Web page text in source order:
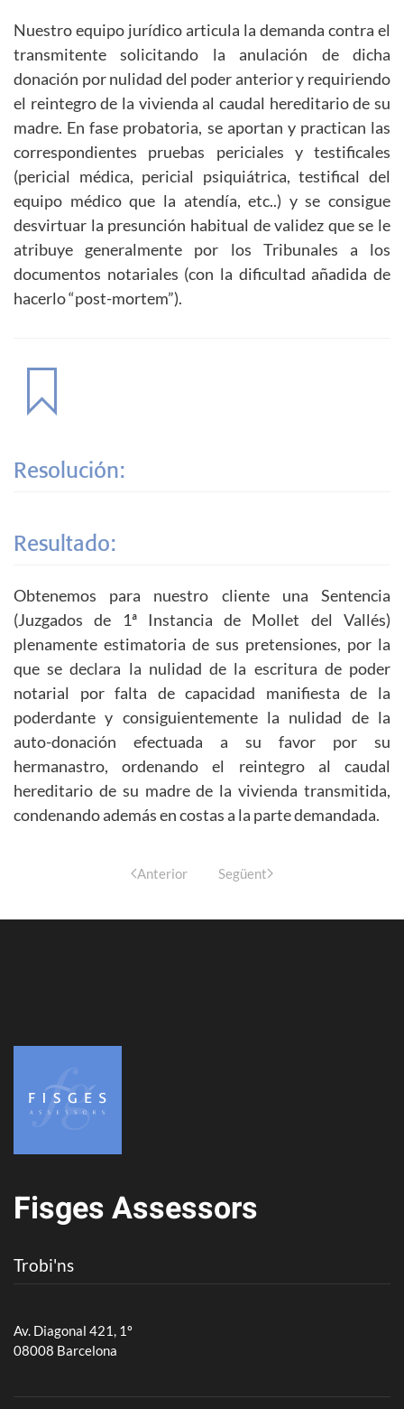
Nuestro equipo jurídico articula la demanda contra el
transmitente solicitando la anulación de dicha
donación por nulidad del poder anterior y requiriendo
el reintegro de la vivienda al caudal hereditario de su
madre. En fase probatoria, se aportan y practican las
correspondientes pruebas periciales y testificales
(pericial médica, pericial psiquiátrica, testifical del
equipo médico que la atendía, etc..) y se consigue
desvirtuar la presunción habitual de validez que se le
atribuye generalmente por los Tribunales a los
documentos notariales (con la dificultad añadida de
hacerlo “post-mortem”).
Resolución:
Resultado:
Obtenemos para nuestro cliente una Sentencia
(Juzgados de 1ª Instancia de Mollet del Vallés)
plenamente estimatoria de sus pretensiones, por la
que se declara la nulidad de la escritura de poder
notarial por falta de capacidad manifiesta de la
poderdante y consiguientemente la nulidad de la
auto-donación efectuada a su favor por su
hermanastro, ordenando el reintegro al caudal
hereditario de su madre de la vivienda transmitida,
condenando además en costas a la parte demandada.
Anterior Següent
FisgesAssessors
Trobi'ns
Av. Diagonal 421, 1º
08008 Barcelona